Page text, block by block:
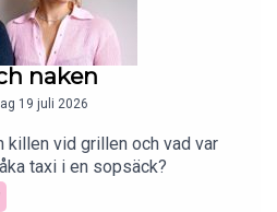
naken
19 juli 2026
killen vid grillen och vad var
taxi i en sopsäck?